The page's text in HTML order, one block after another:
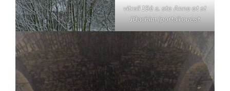
vitrail 19è s. ste Anne et st
JOachim (portail ouest